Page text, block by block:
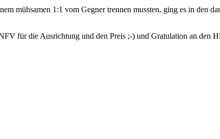
mühsamen 1:1 vom Gegner trennen mussten, ging es in den
für die Ausrichtung und den Preis ;-) und Gratulation an den